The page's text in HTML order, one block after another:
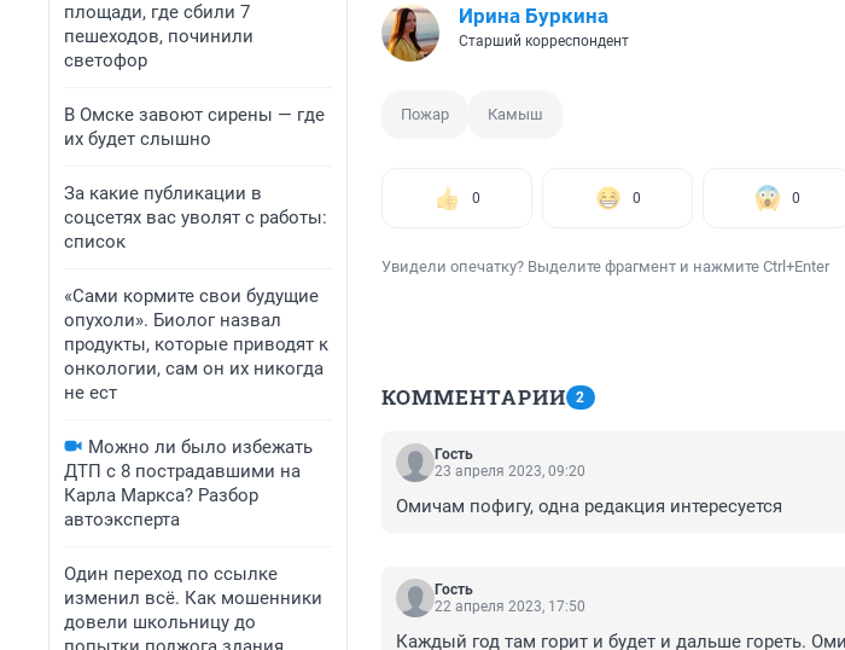
площади, где сбили 7
пешеходов, починили
светофор
В Омске завоют сирены — где
их будет слышно
За какие публикации в
соцсетях вас уволят с работы:
список
«Сами кормите свои будущие
опухоли». Биолог назвал
продукты, которые приводят к
онкологии, сам он их никогда
не ест
Можно ли было избежать
ДТП с 8 пострадавшими на
Карла Маркса? Разбор
автоэксперта
Один переход по ссылке
изменил всё. Как мошенники
довели школьницу до
Ирина Буркина
Старший корреспондент
Пожар Камыш
0 0 0
Увидели опечатку? Выделите фрагмент и нажмите Ctrl+Enter
КОММЕНТАРИИ 2
Гость
23 апреля 2023, 09:20
Омичам пофигу, одна редакция интересуется
Гость
22 апреля 2023, 17:50
Каждый год там горит и будет и дальше гореть.